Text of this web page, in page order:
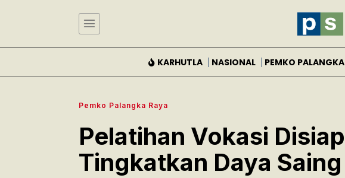
KARHUTLA NASIONAL PEMKO
Pemko Palangka Raya
Pelatihan Vokasi
Tingkatkan Daya